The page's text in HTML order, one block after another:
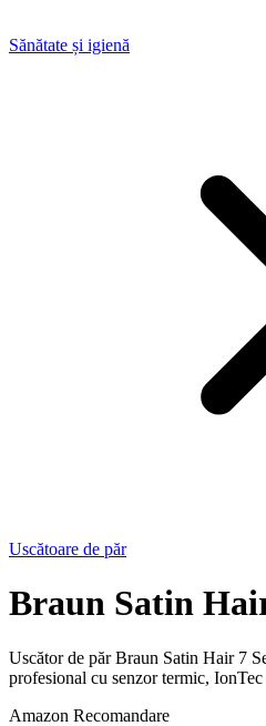
Sănătate și igienă
Uscătoare de păr
Braun Satin
Uscător de păr Braun Satin Hair 7
profesional cu senzor termic,
Amazon Recomandare